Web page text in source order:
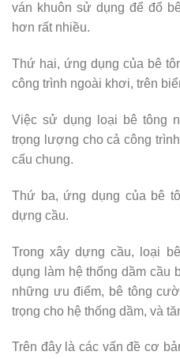
ván khuôn sử dụng để đổ
hơn rất nhiều.
Thứ hai, ứng dụng của bê
công trình ngoài khơi, trên
Việc sử dụng loại bê tông
trọng lượng cho cả công
cấu chung.
Thứ ba, ứng dụng của bê
dựng cầu.
Trong xây dựng cầu, loại
dụng làm hệ thống dầm cầu
những ưu điểm, bê tông
trọng cho hệ thống dầm, và
Trên đây là các vấn đề cơ